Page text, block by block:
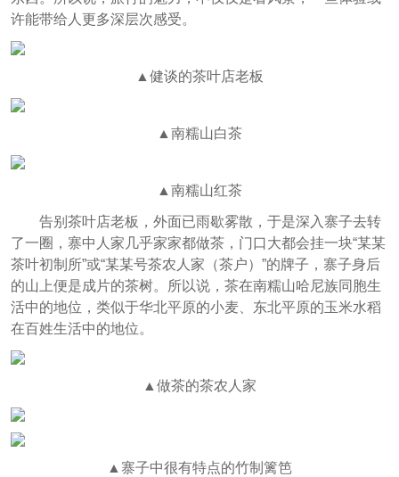
许能带给人更多深层次感受。
▲健谈的茶叶店老板
▲南糯山白茶
▲南糯山红茶
告别茶叶店老板，外面已雨歇雾散，于是深入寨子去转
了一圈，寨中人家几乎家家都做茶，门口大都会挂一块“某某
茶叶初制所”或“某某号茶农人家（茶户）”的牌子，寨子身后
的山上便是成片的茶树。所以说，茶在南糯山哈尼族同胞生
活中的地位，类似于华北平原的小麦、东北平原的玉米水稻
在百姓生活中的地位。
▲做茶的茶农人家
▲寨子中很有特点的竹制篱笆